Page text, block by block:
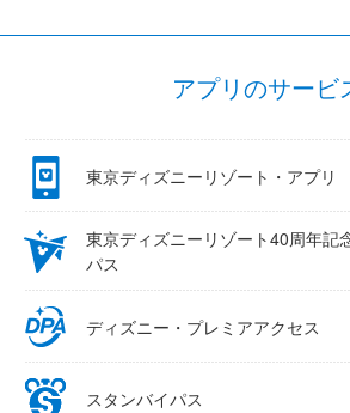
アプリのサービ
東京ディズニーリゾート・アプリ
東京ディズニーリゾート40周年記
パス
ディズニー・プレミアアクセス
スタンバイパス